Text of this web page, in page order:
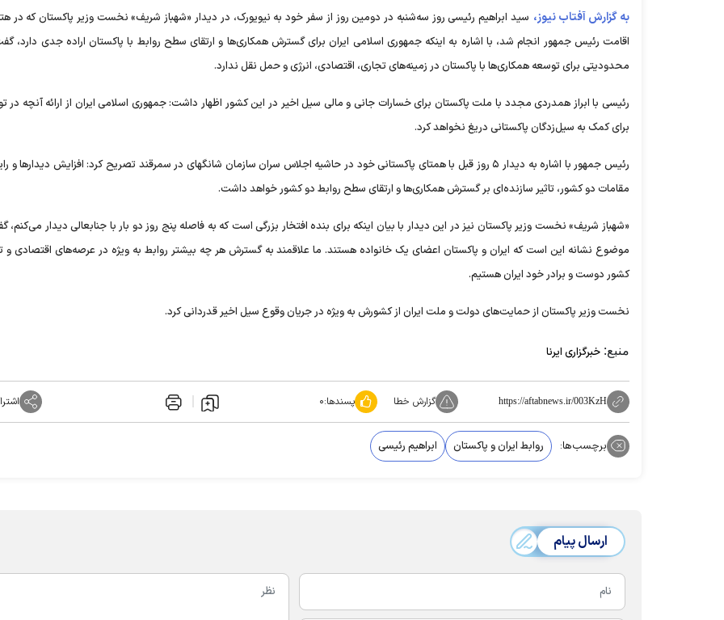
به گزارش آفتاب نیوز، سید ابراهیم رئیسی روز سه‌شنبه در دومین روز از سفر خود به نیویورک، در دیدار «شهباز شریف» نخست ‌وزیر پاکستان که در
اقامت رئیس جمهور انجام شد، با اشاره به اینکه جمهوری اسلامی ایران برای گسترش همکاری‌ها و ارتقای سطح روابط با پاکستان اراده جدی دارد،
محدودیتی برای توسعه همکاری‌ها با پاکستان در زمینه‌های تجاری، اقتصادی، انرژی و حمل نقل ندارد.
رئیسی با ابراز همدردی مجدد با ملت پاکستان برای خسارات جانی و مالی سیل اخیر در این کشور اظهار داشت: جمهوری اسلامی ایران از ارائه آنچه در
برای کمک به سیل‌زدگان پاکستانی دریغ نخواهد کرد.
رئیس جمهور با اشاره به دیدار ۵ روز قبل با همتای پاکستانی خود در حاشیه اجلاس سران سازمان شانگهای در سمرقند تصریح کرد:‌ افزایش دیدارها و
مقامات دو کشور، تاثیر سازنده‌ای بر گسترش همکاری‌ها و ارتقای سطح روابط دو کشور خواهد داشت.
«شهباز شریف» نخست وزیر پاکستان نیز در این دیدار با بیان اینکه برای بنده افتخار بزرگی است که به فاصله پنج روز دو بار با جنابعالی دیدار می‌کنم،
موضوع نشانه این است که ایران و پاکستان اعضای یک خانواده هستند. ما علاقمند به گسترش هر چه بیشتر روابط به ویژه در عرصه‌های اقتصادی و
کشور دوست و برادر خود ایران هستیم.
نخست وزیر پاکستان از حمایت‌های دولت و ملت ایران از کشورش به ویژه در جریان وقوع سیل اخیر قدردانی کرد.
منبع: خبرگزاری ایرنا
https://aftabnews.ir/003KzH گزارش خطا پسندها:۰
برچسب‌ها: روابط ایران و پاکستان ابراهیم رئیسی
ارسال پیام